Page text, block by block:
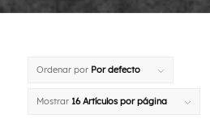
Ordenar por Por defecto
Mostrar 16 Artículos por página